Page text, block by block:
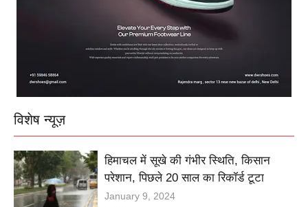
विशेष न्यूज़
हिमाचल में सूखे की गंभीर स्थिति, किसान
परेशान, पिछले 20 साल का रिकॉर्ड टूटा
January 9, 2024